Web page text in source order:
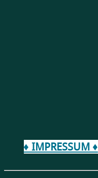
♦ IMPRESSUM ♦